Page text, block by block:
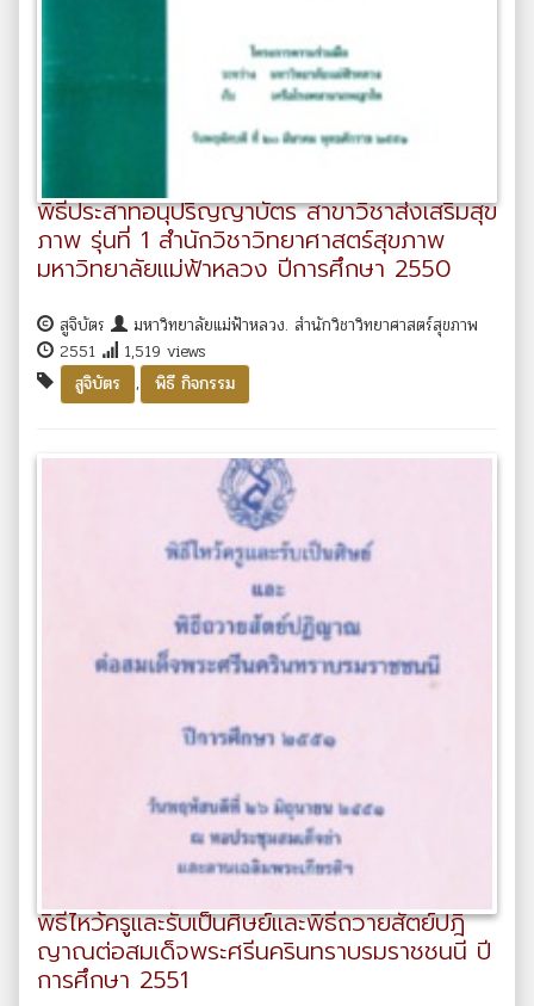
พิธีประสาทอนุปริญญาบัตร สาขาวิชาส่งเสริมสุข
ภาพ รุ่นที่ 1 สำนักวิชาวิทยาศาสตร์สุขภาพ
มหาวิทยาลัยแม่ฟ้าหลวง ปีการศึกษา 2550
สูจิบัตร
มหาวิทยาลัยแม่ฟ้าหลวง. สำนักวิชาวิทยาศาสตร์สุขภาพ
2551
1,519 views
สูจิบัตร
, พิธี กิจกรรม
พิธีไหว้ครูและรับเป็นศิษย์และพิธีถวายสัตย์ปฎิ
ญาณต่อสมเด็จพระศรีนครินทราบรมราชชนนี ปี
การศึกษา 2551